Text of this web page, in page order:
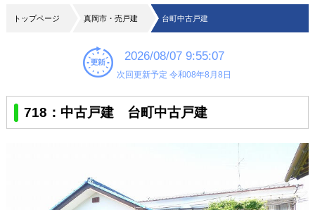
トップページ 真岡市・売戸建 台町中古戸建
2026/08/07 9:55:07
次回更新予定 令和08年8月8日
718：中古戸建 台町中古戸建